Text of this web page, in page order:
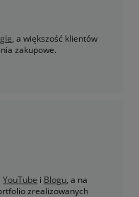
, a większość klientów
zakupowe.
YouTube i Blogu, a na
zrealizowanych